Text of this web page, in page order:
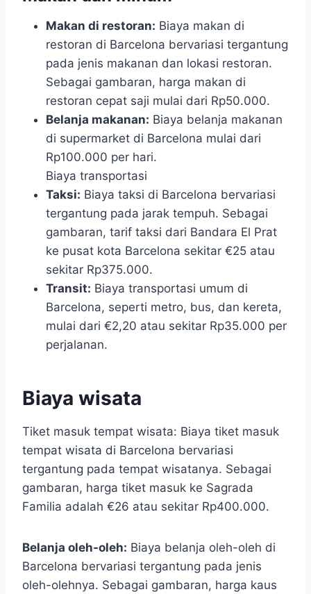
Makan di restoran: Biaya makan di
restoran di Barcelona bervariasi tergantung
pada jenis makanan dan lokasi restoran.
Sebagai gambaran, harga makan di
restoran cepat saji mulai dari Rp50.000.
Belanja makanan: Biaya belanja makanan
di supermarket di Barcelona mulai dari
Rp100.000 per hari.
Biaya transportasi
Taksi: Biaya taksi di Barcelona bervariasi
tergantung pada jarak tempuh. Sebagai
gambaran, tarif taksi dari Bandara El Prat
ke pusat kota Barcelona sekitar €25 atau
sekitar Rp375.000.
Transit: Biaya transportasi umum di
Barcelona, seperti metro, bus, dan kereta,
mulai dari €2,20 atau sekitar Rp35.000 per
perjalanan.
Biaya wisata
Tiket masuk tempat wisata: Biaya tiket masuk
tempat wisata di Barcelona bervariasi
tergantung pada tempat wisatanya. Sebagai
gambaran, harga tiket masuk ke Sagrada
Familia adalah €26 atau sekitar Rp400.000.
Belanja oleh-oleh: Biaya belanja oleh-oleh di
Barcelona bervariasi tergantung pada jenis
oleh-olehnya. Sebagai gambaran, harga kaus